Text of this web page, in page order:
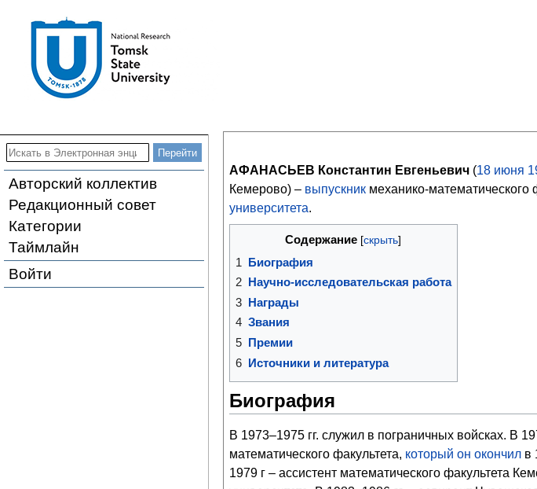
Авторский коллектив
Редакционный совет
Категории
Таймлайн
Войти
АФАНАСЬЕВ Константин Евгеньевич(18 июня
Кемерово) – выпускникмеханико-математического
университета.
Содержание
1 Биография
2
Научно-исследовательская работа
3 Награды
4 Звания
5 Премии
6 Источники и литература
Биография
В 1973–1975 гг. служил в пограничных войсках. В
математического факультета, который он окончилв
1979 г – ассистент математического факультета